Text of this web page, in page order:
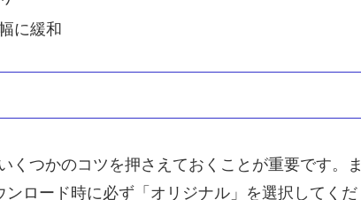
に緩和
くつかのコツを押さえておくことが重要です。ま
ロード時に必ず「オリジナル」を選択してくだ